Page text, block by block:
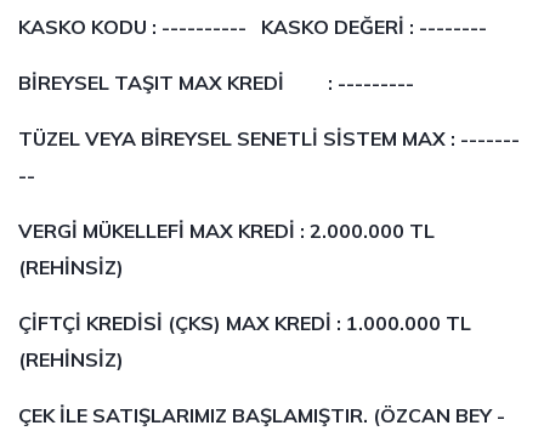
KASKO KODU : ---------- KASKO DEĞERİ : --------
BİREYSEL TAŞIT MAX KREDİ : ---------
TÜZEL VEYA BİREYSEL SENETLİ SİSTEM MAX : -------
--
VERGİ MÜKELLEFİ MAX KREDİ : 2.000.000 TL
(REHİNSİZ)
ÇİFTÇİ KREDİSİ (ÇKS) MAX KREDİ : 1.000.000 TL
(REHİNSİZ)
ÇEK İLE SATIŞLARIMIZ BAŞLAMIŞTIR. (ÖZCAN BEY -